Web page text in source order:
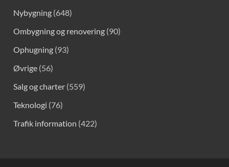
Nybygning (648)
Ombygning og renovering (90)
Ophugning (93)
Øvrige (56)
Salg og charter (559)
Teknologi (76)
Trafik information (422)